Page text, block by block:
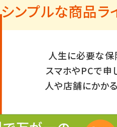
シンプルな商品ラ
人生に必要な保
スマホやPCで申
人や店舗にかか